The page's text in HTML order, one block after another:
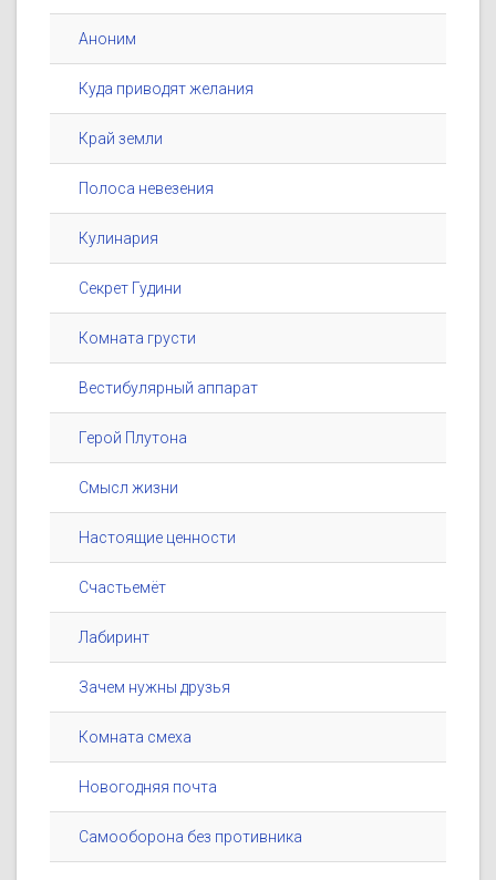
Аноним
Куда приводят желания
Край земли
Полоса невезения
Кулинария
Секрет Гудини
Комната грусти
Вестибулярный аппарат
Герой Плутона
Смысл жизни
Настоящие ценности
Счастьемёт
Лабиринт
Зачем нужны друзья
Комната смеха
Новогодняя почта
Самооборона без противника